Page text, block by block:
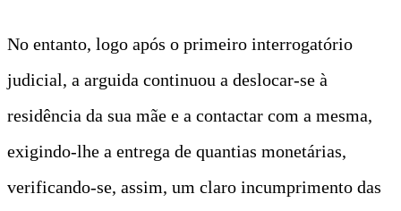
No entanto, logo após o primeiro interrogatório
judicial, a arguida continuou a deslocar-se à
residência da sua mãe e a contactar com a mesma,
exigindo-lhe a entrega de quantias monetárias,
verificando-se, assim, um claro incumprimento das